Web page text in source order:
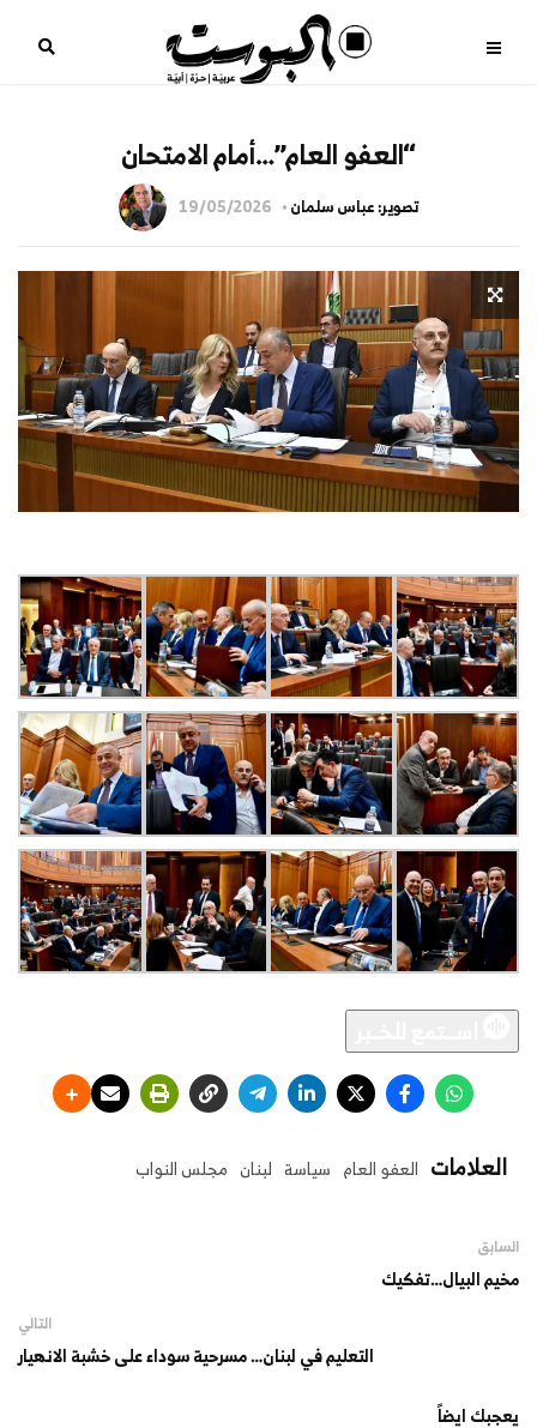
“العفو العام”…أمام الامتحان
تصوير: عباس سلمان 19/05/2026
العلامات العفو العام سياسة لبنان مجلس النواب
السابق
مخيم البيال…تفكيك
التالي
التعليم في لبنان… مسرحية سوداء على خشبة الانهيار
يعجبك ايضاً